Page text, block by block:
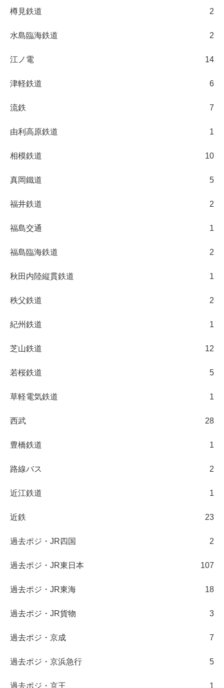
樽見鉄道 2
水島臨海鉄道 2
江ノ電 14
津軽鉄道 6
流鉄 7
由利高原鉄道 1
相模鉄道 10
真岡鐵道 5
福井鉄道 2
福島交通 1
福島臨海鉄道 2
秋田内陸縦貫鉄道 1
秩父鉄道 2
紀州鉄道 1
芝山鉄道 12
若桜鉄道 5
草軽電気鉄道 1
西武 28
豊橋鉄道 1
路線バス 2
近江鉄道 1
近鉄 23
過去ポジ・JR四国 2
過去ポジ・JR東日本 107
過去ポジ・JR東海 18
過去ポジ・JR貨物 3
過去ポジ・京成 7
過去ポジ・京浜急行 5
過去ポジ・京王 1